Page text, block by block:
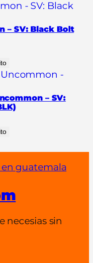
– SV: Black Bolt
– SV:
necesias sin